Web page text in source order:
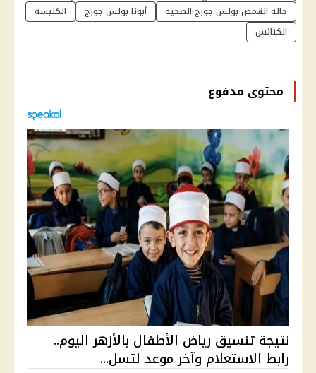
حالة القمص بولس جورج الصحية
أبونا بولس جورج
الكنيسة
الكنائس
محتوى مدفوع
نتيجة تنسيق رياض الأطفال بالأزهر اليوم..
رابط الاستعلام وآخر موعد لتسل...